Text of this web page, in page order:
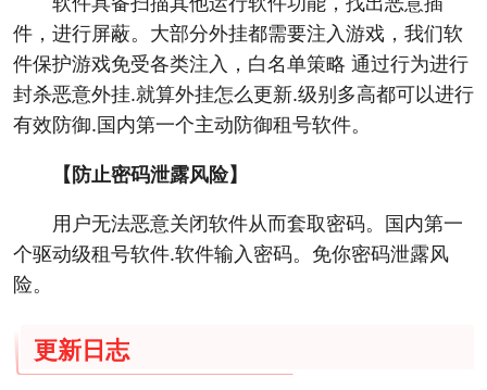
件，进行屏蔽。大部分外挂都需要注入游戏，我们软
件保护游戏免受各类注入，白名单策略 通过行为进行
封杀恶意外挂.就算外挂怎么更新.级别多高都可以进行
有效防御.国内第一个主动防御租号软件。
【防止密码泄露风险】
用户无法恶意关闭软件从而套取密码。国内第一
个驱动级租号软件.软件输入密码。免你密码泄露风
险。
更新日志